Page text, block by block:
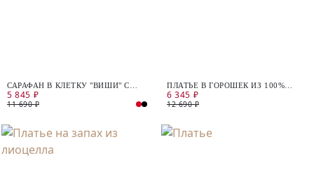
САРАФАН В КЛЕТКУ "ВИШИ" С
ПОЯСОМ
5 845 ₽
11 690 ₽
ПЛАТЬЕ В ГОРОШЕК ИЗ 100%
ВИСКОЗЫ
6 345 ₽
12 690 ₽